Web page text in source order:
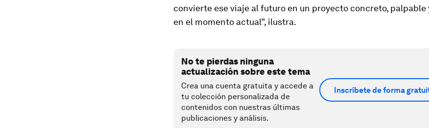
convierte ese viaje al futuro en un proyecto concreto, palpable
en el momento actual”, ilustra.
No te pierdas ninguna
actualización sobre este tema
Crea una cuenta gratuita y accede a
tu colección personalizada de
contenidos con nuestras últimas
publicaciones y análisis.
Inscríbete de forma